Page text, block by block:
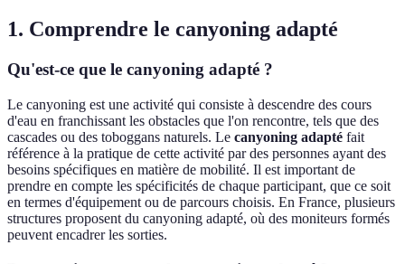
1. Comprendre le canyoning adapté
Qu'est-ce que le canyoning adapté ?
Le canyoning est une activité qui consiste à descendre des cours
d'eau en franchissant les obstacles que l'on rencontre, tels que des
cascades ou des toboggans naturels. Le canyoning adapté fait
référence à la pratique de cette activité par des personnes ayant des
besoins spécifiques en matière de mobilité. Il est important de
prendre en compte les spécificités de chaque participant, que ce soit
en termes d'équipement ou de parcours choisis. En France, plusieurs
structures proposent du canyoning adapté, où des moniteurs formés
peuvent encadrer les sorties.